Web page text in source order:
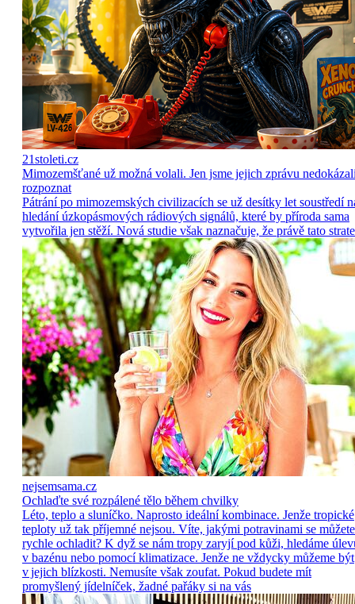
21stoleti.cz
Mimozemšťané už možná volali. Jen jsme jejich zprávu
rozpoznat
Pátrání po mimozemských civilizacích se už desítky let soustředí
hledání úzkopásmových rádiových signálů, které by příroda sama
vytvořila jen stěží. Nová studie však naznačuje, že právě tato strate
nejsemsama.cz
Ochlaďte své rozpálené tělo během chvilky
Léto, teplo a sluníčko. Naprosto ideální kombinace. Jenže tropické
teploty už tak příjemné nejsou. Víte, jakými potravinami se můžete
rychle ochladit? K dyž se nám tropy zaryjí pod kůži, hledáme
v bazénu nebo pomocí klimatizace. Jenže ne vždycky můžeme být
v jejich blízkosti. Nemusíte však zoufat. Pokud budete mít
promyšlený jídelníček, žadné pařáky si na vás